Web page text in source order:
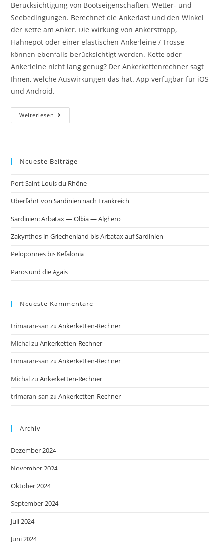
Berücksichtigung von Bootseigenschaften, Wetter- und
Seebedingungen. Berechnet die Ankerlast und den Winkel
der Kette am Anker. Die Wirkung von Ankerstropp,
Hahnepot oder einer elastischen Ankerleine / Trosse
können ebenfalls berücksichtigt werden. Kette oder
Ankerleine nicht lang genug? Der Ankerkettenrechner sagt
Ihnen, welche Auswirkungen das hat. App verfügbar für iOS
und Android.
Weiterlesen
Neueste Beiträge
Port Saint Louis du Rhône
Überfahrt von Sardinien nach Frankreich
Sardinien: Arbatax — Olbia — Alghero
Zakynthos in Griechenland bis Arbatax auf Sardinien
Peloponnes bis Kefalonia
Paros und die Ägäis
Neueste Kommentare
trimaran-san zuAnkerketten-Rechner
MichalzuAnkerketten-Rechner
trimaran-san zuAnkerketten-Rechner
MichalzuAnkerketten-Rechner
trimaran-san zuAnkerketten-Rechner
Archiv
Dezember 2024
November 2024
Oktober 2024
September 2024
Juli 2024
Juni 2024